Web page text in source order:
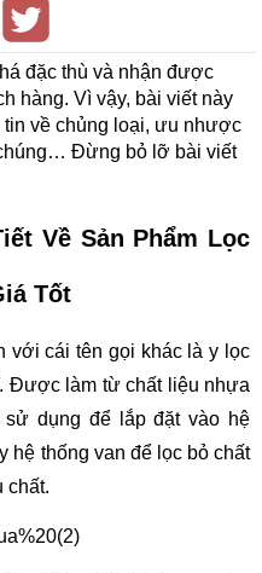
đặc thù và nhận được
hàng. Vì vậy, bài viết này
tin về chủng loại, ưu nhược
Đừng bỏ lỡ bài viết
Về Sản Phẩm Lọc
Tốt
cái tên gọi khác là y lọc
Được làm từ chất liệu nhựa
dụng để lắp đặt vào hệ
hệ thống van để lọc bỏ chất
chất.